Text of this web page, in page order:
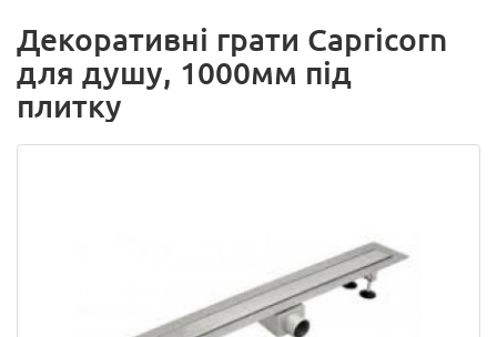
Декоративні грати Capricorn
для душу, 1000мм під
плитку